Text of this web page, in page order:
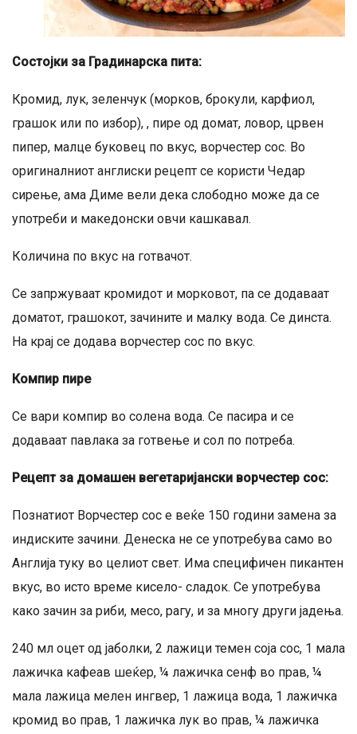
Состојки за Градинарска пита:
Кромид, лук, зеленчук (морков, брокули, карфиол,
грашок или по избор), , пире од домат, ловор, црвен
пипер, малце буковец по вкус, ворчестер сос. Во
оригиналниот англиски рецепт се користи Чедар
сирење, ама Диме вели дека слободно може да се
употреби и македонски овчи кашкавал.
Количина по вкус на готвачот.
Се запржуваат кромидот и морковот, па се додаваат
доматот, грашокот, зачините и малку вода. Се динста.
На крај се додава ворчестер сос по вкус.
Компир пире
Се вари компир во солена вода. Се пасира и се
додаваат павлака за готвење и сол по потреба.
Рецепт за домашен вегетаријански ворчестер сос:
Познатиот Ворчестер сос е веќе 150 години замена за
индиските зачини. Денеска не се употребува само во
Англија туку во целиот свет. Има специфичен пикантен
вкус, во исто време кисело- сладок. Се употребува
како зачин за риби, месо, рагу, и за многу други јадења.
240 мл оцет од јаболки, 2 лажици темен соја сос, 1 мала
лажичка кафеав шеќер, ¼ лажичка сенф во прав, ¼
мала лажица мелен ингвер, 1 лажица вода, 1 лажичка
кромид во прав, 1 лажичка лук во прав, ¼ лажичка